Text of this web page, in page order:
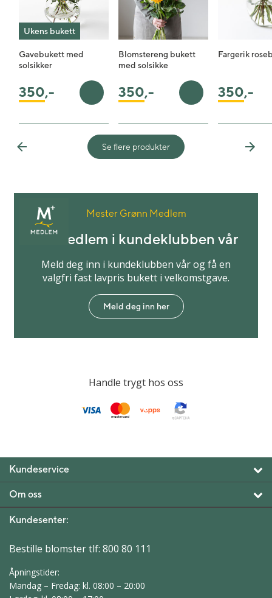
Ukens bukett
Gavebukett med
solsikker
350,- Legg i handlekurv
Blomstereng bukett
med solsikke
350,- Legg i handlekurv
Fargerik
350,-
Previous Next
Se flere produkter
Mester Grønn Medlem
Bli medlem i kundeklubben vår
Meld deg inn i kundeklubben vår og få en
valgfri fast lavpris bukett i velkomstgave.
Meld deg inn her
Handle trygt hos oss
Kundeservice
Om oss
Kundesenter:
Bestille blomster tlf: 800 80 111
Åpningstider:
Mandag – Fredag: kl. 08:00 – 20:00